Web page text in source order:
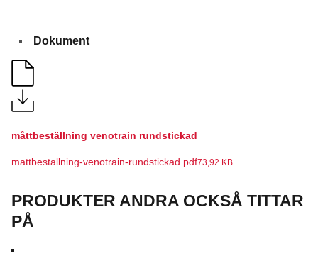
Dokument
måttbeställning venotrain rundstickad
mattbestallning-venotrain-rundstickad.pdf73,92 KB
PRODUKTER ANDRA OCKSÅ TITTAR
PÅ